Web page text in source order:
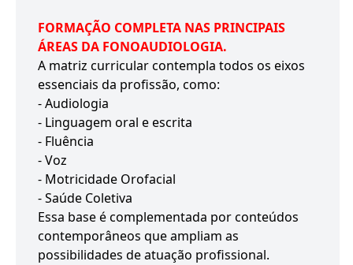
FORMAÇÃO COMPLETA NAS PRINCIPAIS
ÁREAS DA FONOAUDIOLOGIA.
A matriz curricular contempla todos os eixos
essenciais da profissão, como:
- Audiologia
- Linguagem oral e escrita
- Fluência
- Voz
- Motricidade Orofacial
- Saúde Coletiva
Essa base é complementada por conteúdos
contemporâneos que ampliam as
possibilidades de atuação profissional.